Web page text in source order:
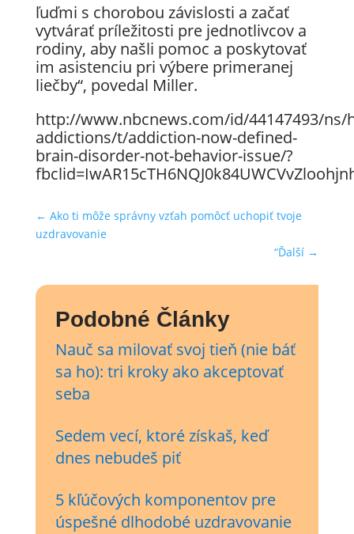
ľuďmi s chorobou závislosti a začať
vytvárať príležitosti pre jednotlivcov a
rodiny, aby našli pomoc a poskytovať
im asistenciu pri výbere primeranej
liečby“, povedal Miller.
http://www.nbcnews.com/id/44147493/ns/
addictions/t/addiction-now-defined-
brain-disorder-not-behavior-issue/?
← Ako ti môže správny vzťah pomôcť uchopiť tvoje
uzdravovanie
“Ďalší →
Podobné Články
Nauč sa milovať svoj tieň (nie báť
sa ho): tri kroky ako akceptovať
seba
Sedem vecí, ktoré získaš, keď
dnes nebudeš piť
5 kľúčových komponentov pre
úspešné dlhodobé uzdravovanie